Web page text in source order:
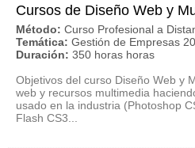
Cursos de Diseño Web y
Método: Curso Profesional a
Temática: Gestión de Empresas
Duración: 350 horas horas
Objetivos del curso Diseño Web y
web y recursos multimedia
usado en la industria (Photoshop
Flash CS3...